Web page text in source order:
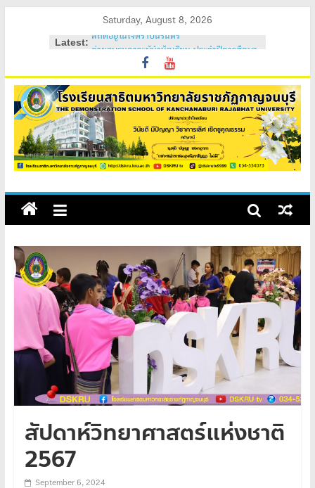
Saturday, August 8, 2026
Latest:
สถิตอยู่ในใจตราบนิรันดร์
ค่ายอบรมภาวะผู้นำนักเรียน ประจำปีการศึกษา
วันสถาปนาโรงเรียนสาธิต 2569
ค่ายคุณธรรม จริยธรรม นักเรียนใหม่ 2569
ค่ายปรับพื้นฐานนักเรียนใหม่ 2569 (ม.1 และ
ม.4)
สัปดาห์วิทยาศาสตร์แห่งชาติ
2567
September 6, 2024